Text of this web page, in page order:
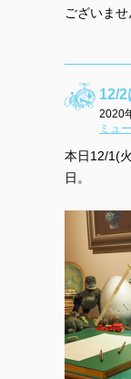
ございませ
12/2
2020
ミュ
本日12/1(
日。